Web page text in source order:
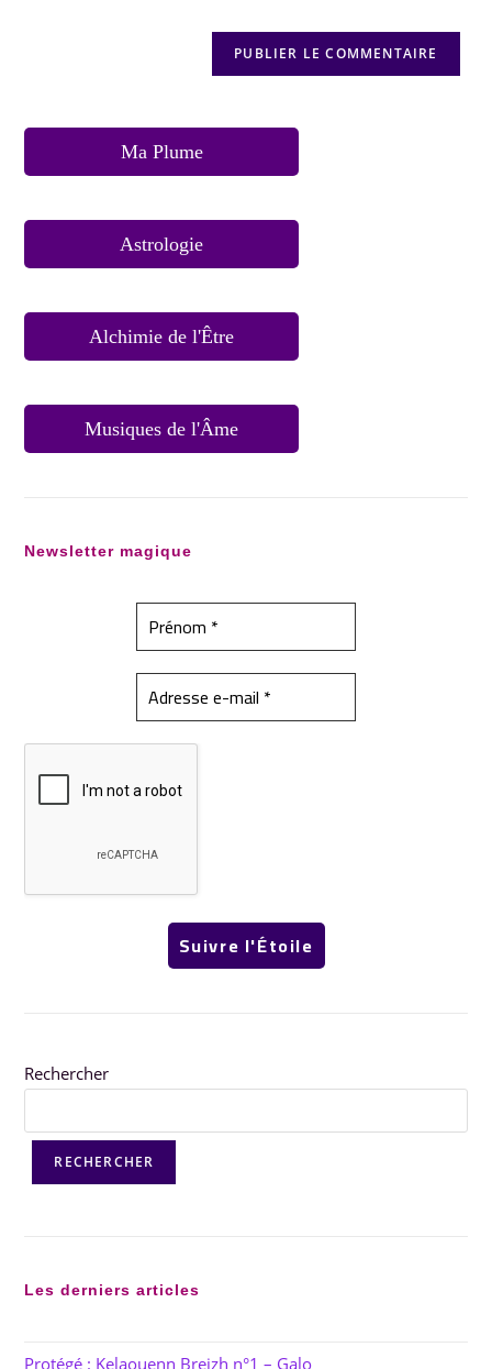
Ma Plume
Astrologie
Alchimie de l'Être
Musiques de l'Âme
Newsletter magique
Rechercher
RECHERCHER
Les derniers articles
Protégé : Kelaouenn Breizh n°1 – Galo